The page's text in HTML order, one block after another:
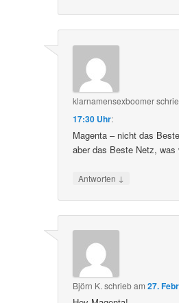
klarnamensexboomer
17:30 Uhr:
Magenta – nicht das
aber das Beste Netz, was
Antworten ↓
Björn K. schriebam27.